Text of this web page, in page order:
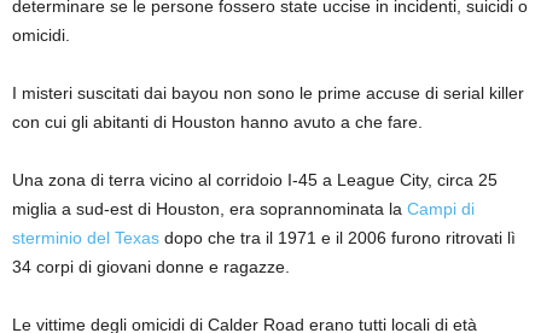
determinare se le persone fossero state uccise in incidenti, suicidi o
omicidi.
I misteri suscitati dai bayou non sono le prime accuse di serial killer
con cui gli abitanti di Houston hanno avuto a che fare.
Una zona di terra vicino al corridoio I-45 a League City, circa 25
miglia a sud-est di Houston, era soprannominata la Campi di
sterminio del Texas dopo che tra il 1971 e il 2006 furono ritrovati lì
34 corpi di giovani donne e ragazze.
Le vittime degli omicidi di Calder Road erano tutti locali di età